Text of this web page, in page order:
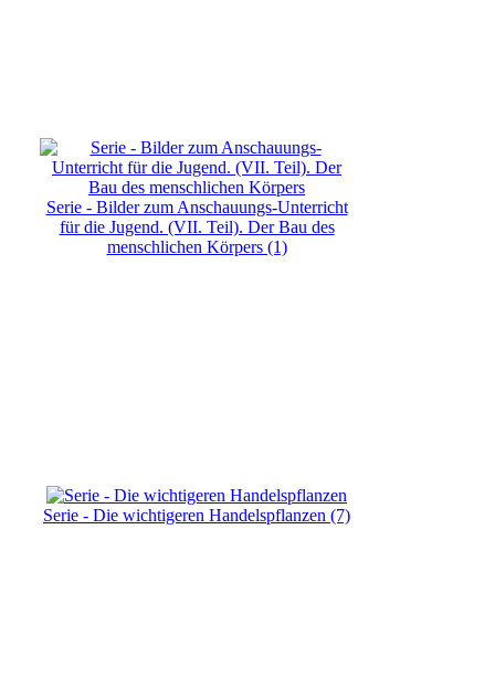
Serie - Bilder zum Anschauungs-Unterricht
für die Jugend. (VII. Teil). Der Bau des
menschlichen Körpers (1)
Serie - Die wichtigeren Handelspflanzen (7)